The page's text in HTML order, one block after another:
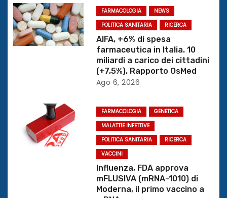
e
a
o
FARMACOLOGIA
NEWS
POLITICA SANITARIA
RICERCA
AIFA, +6% di spesa
farmaceutica in Italia. 10
miliardi a carico dei cittadini
(+7,5%). Rapporto OsMed
Ago 6, 2026
FARMACOLOGIA
GENETICA
MALATTIE INFETTIVE
POLITICA SANITARIA
RICERCA
VACCINI
Influenza, FDA approva
mFLUSIVA (mRNA-1010) di
Moderna, il primo vaccino a